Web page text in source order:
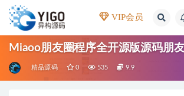
VIP会员
Miaoo朋友圈程序全开源版源码朋
精品源码 0 535 9.9
全部